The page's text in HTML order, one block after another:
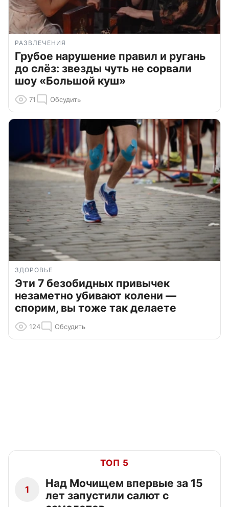
РАЗВЛЕЧЕНИЯ
Грубое нарушение правил и ругань
до слёз: звезды чуть не сорвали
шоу «Большой куш»
71 Обсудить
ЗДОРОВЬЕ
Эти 7 безобидных привычек
незаметно убивают колени —
спорим, вы тоже так делаете
124 Обсудить
ТОП 5
1
Над Мочищем впервые за 15
лет запустили салют с